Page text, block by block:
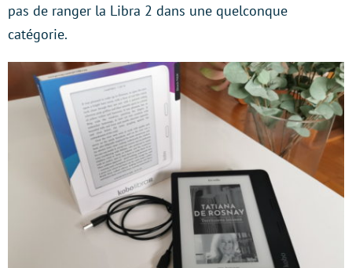
pas de ranger la Libra 2 dans une quelconque
catégorie.